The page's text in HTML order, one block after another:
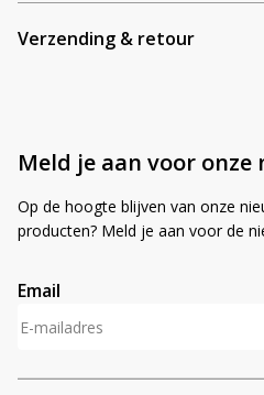
Verzending & retour
Meld je aan voor
Op de hoogte blijven van onze
producten? Meld je aan voor de
Email
A
t